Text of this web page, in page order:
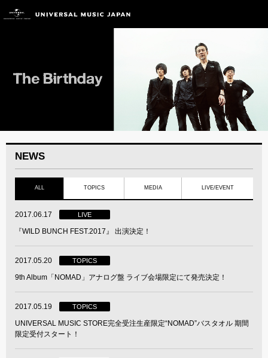
NEWS
ALL TOPICS MEDIA LIVE/EVENT
2017.06.17 LIVE
『WILD BUNCH FEST.2017』 出演決定！
2017.05.20 TOPICS
9th Album「NOMAD」アナログ盤 ライブ会場限定にて発売決定！
2017.05.19 TOPICS
UNIVERSAL MUSIC STORE完全受注生産限定“NOMAD”バスタオル 期間
限定受付スタート！